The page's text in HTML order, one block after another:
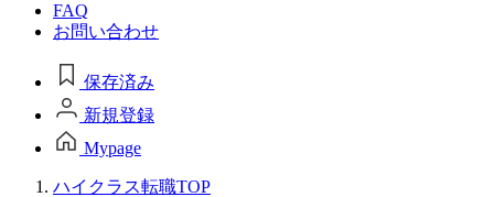
FAQ
お問い合わせ
保存済み
新規登録
Mypage
ハイクラス転職TOP